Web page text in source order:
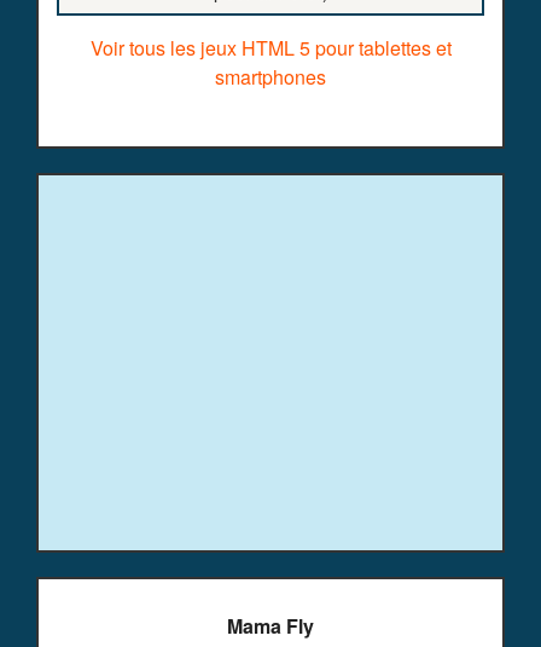
Voir tous les jeux HTML 5 pour tablettes et
smartphones
Mama Fly